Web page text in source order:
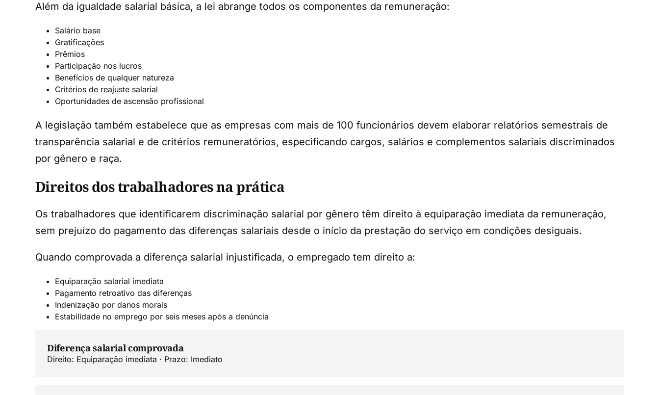
Além da igualdade salarial básica, a lei abrange todos os componentes da remuneração:
Salário base
Gratificações
Prêmios
Participação nos lucros
Benefícios de qualquer natureza
Critérios de reajuste salarial
Oportunidades de ascensão profissional
A legislação também estabelece que as empresas com mais de 100 funcionários devem elaborar relatórios semestrais de
transparência salarial e de critérios remuneratórios, especificando cargos, salários e complementos salariais discriminados
por gênero e raça.
Direitos dos trabalhadores na prática
Os trabalhadores que identificarem discriminação salarial por gênero têm direito à equiparação imediata da remuneração,
sem prejuízo do pagamento das diferenças salariais desde o início da prestação do serviço em condições desiguais.
Quando comprovada a diferença salarial injustificada, o empregado tem direito a:
Equiparação salarial imediata
Pagamento retroativo das diferenças
Indenização por danos morais
Estabilidade no emprego por seis meses após a denúncia
Diferença salarial comprovada
Direito: Equiparação imediata · Prazo: Imediato